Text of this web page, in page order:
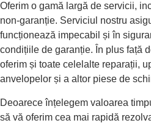
Oferim o gamă largă de servicii,
non-garanție. Serviciul nostru
funcționează impecabil și în
condițiile de garanție. În plus față
oferim și toate celelalte reparații,
anvelopelor și a altor piese de
Deoarece înțelegem valoarea
să vă oferim cea mai rapidă